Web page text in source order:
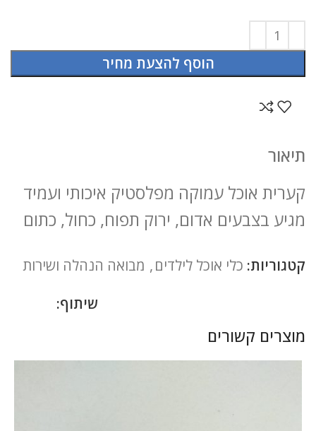
הוסף להצעת מחיר
תיאור
קערית אוכל עמוקה מפלסטיק איכותי ועמיד
מגיע בצבעים אדום, ירוק תפוח, כחול, כתום
קטגוריות: כלי אוכל לילדים, מבואה הנהלה ושירות
שיתוף:
מוצרים קשורים